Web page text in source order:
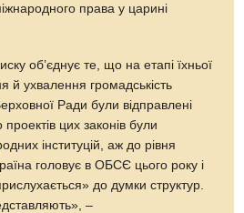
права у царині
об’єднує те, що на етапі їхньої
й ухвалення громадськість
Ради були відправлені
цих законів були
інституцій, аж до рівня
головує в ОБСЄ цього року і
до думки структур.
–